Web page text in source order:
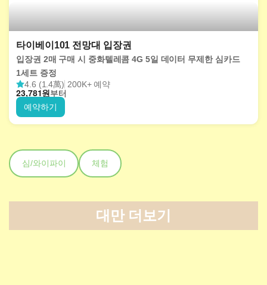
타이베이101 전망대 입장권
입장권 2매 구매 시 중화텔레콤 4G 5일 데이터 무제한 심카드
1세트 증정
4.6 (1.4萬) 200K+ 예약
원
23,781 부터
예약하기
심/와이파이 체험
대만 더보기